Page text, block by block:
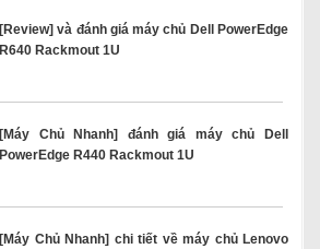
[Review] và đánh giá máy chủ Dell PowerEdge
R640 Rackmout 1U
[Máy Chủ Nhanh] đánh giá máy chủ Dell
PowerEdge R440 Rackmout 1U
[Máy Chủ Nhanh] chi tiết về máy chủ Lenovo